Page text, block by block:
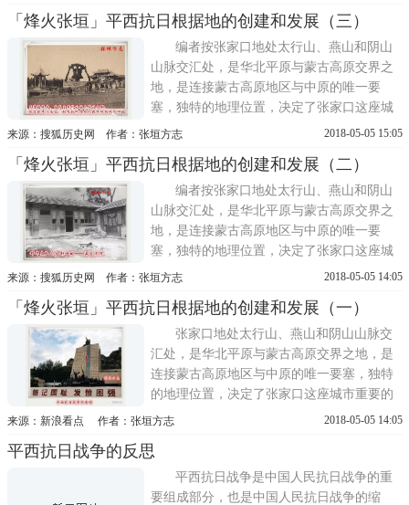
战争史，一处处声名远扬的昔日战场，一座
座阅尽沧桑的要塞故垒，一段段气若长虹的
长城古垣，诉说着从上古民族融合到...
「烽火张垣」平西抗日根据地的创建和发展（三）
编者按张家口地处太行山、燕山和阴山
山脉交汇处，是华北平原与蒙古高原交界之
地，是连接蒙古高原地区与中原的唯一要
塞，独特的地理位置，决定了张家口这座城
市重要的经济、军事、文化地位。翻开张家
战争史，一处处声名远扬的昔日战场，一座
座阅尽沧桑的要塞故垒，一段段气若长虹的
长城古垣，诉说着从上古民族融合到...
来源：搜狐历史网 作者：张垣方志 2018-05-05 15:05
「烽火张垣」平西抗日根据地的创建和发展（二）
编者按张家口地处太行山、燕山和阴山
山脉交汇处，是华北平原与蒙古高原交界之
地，是连接蒙古高原地区与中原的唯一要
塞，独特的地理位置，决定了张家口这座城
市重要的经济、军事、文化地位。翻开张家
战争史，一处处声名远扬的昔日战场，一座
座阅尽沧桑的要塞故垒，一段段气若长虹的
长城古垣，诉说着从上古民族融合到...
来源：搜狐历史网 作者：张垣方志 2018-05-05 14:05
「烽火张垣」平西抗日根据地的创建和发展（一）
张家口地处太行山、燕山和阴山山脉交
汇处，是华北平原与蒙古高原交界之地，是
连接蒙古高原地区与中原的唯一要塞，独特
的地理位置，决定了张家口这座城市重要的
经济、军事、文化地位。翻开张家口这座城
一处处声名远扬的昔日战场，一座座阅尽沧
桑的要塞故垒，一段段气若长虹的长城古
垣，诉说着从上古民族融合到解放战...
来源：新浪看点 作者：张垣方志 2018-05-05 14:05
平西抗日战争的反思
平西抗日战争是中国人民抗日战争的重
要组成部分，也是中国人民抗日战争的缩